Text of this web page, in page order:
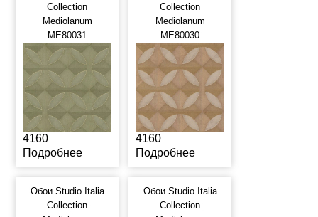
Collection
Mediolanum
ME80031
4160
Подробнее
Collection
Mediolanum
ME80030
4160
Подробнее
Обои Studio Italia
Collection
Обои Studio Italia
Collection